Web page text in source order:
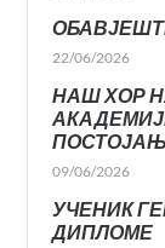
22/06/2026
НАШ ХОР
09/06/2026
УЧЕНИК
ДИПЛОМЕ